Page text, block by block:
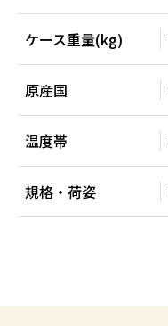
ケース重量(kg)
原産国
温度帯
規格・荷姿